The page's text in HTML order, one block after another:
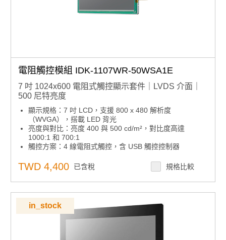
電阻觸控模組 IDK-1107WR-50WSA1E
7 吋 1024x600 電阻式觸控顯示套件｜LVDS 介面｜
500 尼特亮度
顯示規格：7 吋 LCD，支援 800 x 480 解析度
（WVGA），搭載 LED 背光
亮度與對比：亮度 400 與 500 cd/m²，對比度高達
1000:1 和 700:1
觸控方案：4 線電阻式觸控，含 USB 觸控控制器
3.35W / 3.57W
內建功能：LED 驅動板內建，支援寬溫操作範圍
-20~70°C
TWD 4,400 已含稅 規格比較
in_stock